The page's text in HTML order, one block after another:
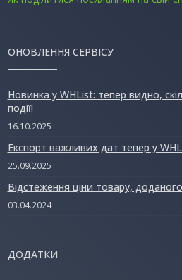
ОНОВЛЕННЯ СЕРВІСУ
Новинка у WHList: тепер видно,
події!
16.10.2025
Експорт важливих дат тепер у
25.09.2025
Відстеження ціни товару,
03.04.2024
ДОДАТКИ